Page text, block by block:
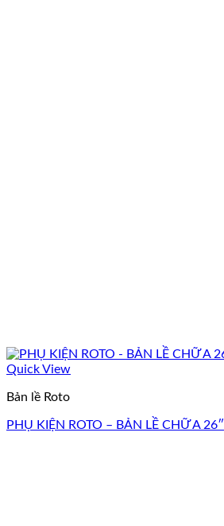
Quick View
Bản lề Roto
PHỤ KIỆN ROTO – BẢN LỀ CHỮ A 26″